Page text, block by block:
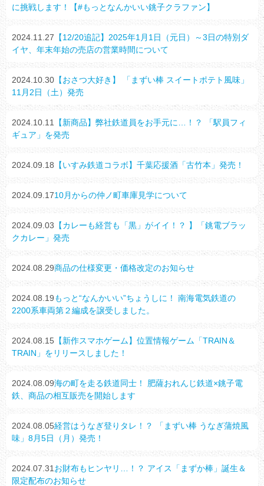
に挑戦します！【#もっとなんかいい銚子クラファン】
2024.11.27 【12/20追記】2025年1月1日（元日）～3日の特別ダ
イヤ、年末年始の売店の営業時間について
2024.10.30 【おさつ大好き】 「まずい棒 スイートポテト風味」
11月2日（土）発売
2024.10.11
【新商品】弊社鉄道員をお手元に…！？ 「駅員フィ
ギュア」を発売
2024.09.18 【いすみ鉄道コラボ】千葉応援酒「古竹本」発売！
2024.09.1710月からの仲ノ町車庫見学について
2024.09.03 【カレーも経営も「黒」がイイ！？ 】「銚電ブラッ
クカレー」発売
2024.08.29商品の仕様変更・価格改定のお知らせ
2024.08.19もっと“なんかいい”ちょうしに！ 南海電気鉄道の
2200系車両第２編成を譲受しました。
2024.08.15 【新作スマホゲーム】位置情報ゲーム「TRAIN＆
TRAIN」をリリースしました！
2024.08.09海の町を走る鉄道同士！ 肥薩おれんじ鉄道×銚子電
鉄、商品の相互販売を開始します
2024.08.05経営はうなぎ登りタレ！？ 「まずい棒 うなぎ蒲焼風
味」8月5日（月）発売！
2024.07.31 お財布もヒンヤリ…！？ アイス「まずか棒」誕生＆
限定配布のお知らせ